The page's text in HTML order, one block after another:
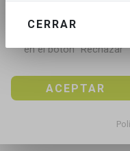
Puedes aceptar
en el botón “Rechazar”
ACEPTAR
CERRAR